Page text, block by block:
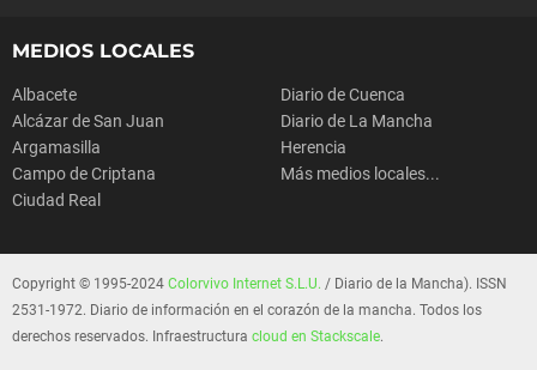
MEDIOS LOCALES
Albacete
Alcázar de San Juan
Argamasilla
Campo de Criptana
Ciudad Real
Diario de Cuenca
Diario de La Mancha
Herencia
Más medios locales...
Copyright © 1995-2024 Colorvivo Internet S.L.U. / Diario de la Mancha). ISSN
2531-1972. Diario de información en el corazón de la mancha. Todos los
derechos reservados. Infraestructura cloud en Stackscale.